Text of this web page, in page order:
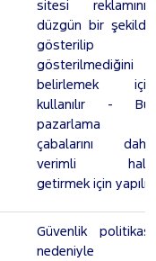
sitesi reklamının
düzgün bir şekilde
gösterilip
gösterilmediğini
belirlemek için
kullanılır - Bu,
pazarlama
çabalarını daha
verimli hale
getirmek için yapılır.
Güvenlik politikası
nedeniyle